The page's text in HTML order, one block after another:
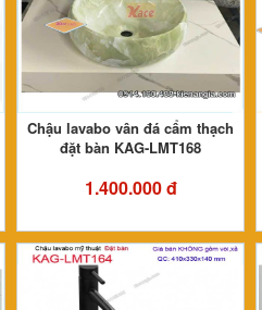
Chậu lavabo vân đá cẩm thạch
đặt bàn KAG-LMT168
1.400.000 đ